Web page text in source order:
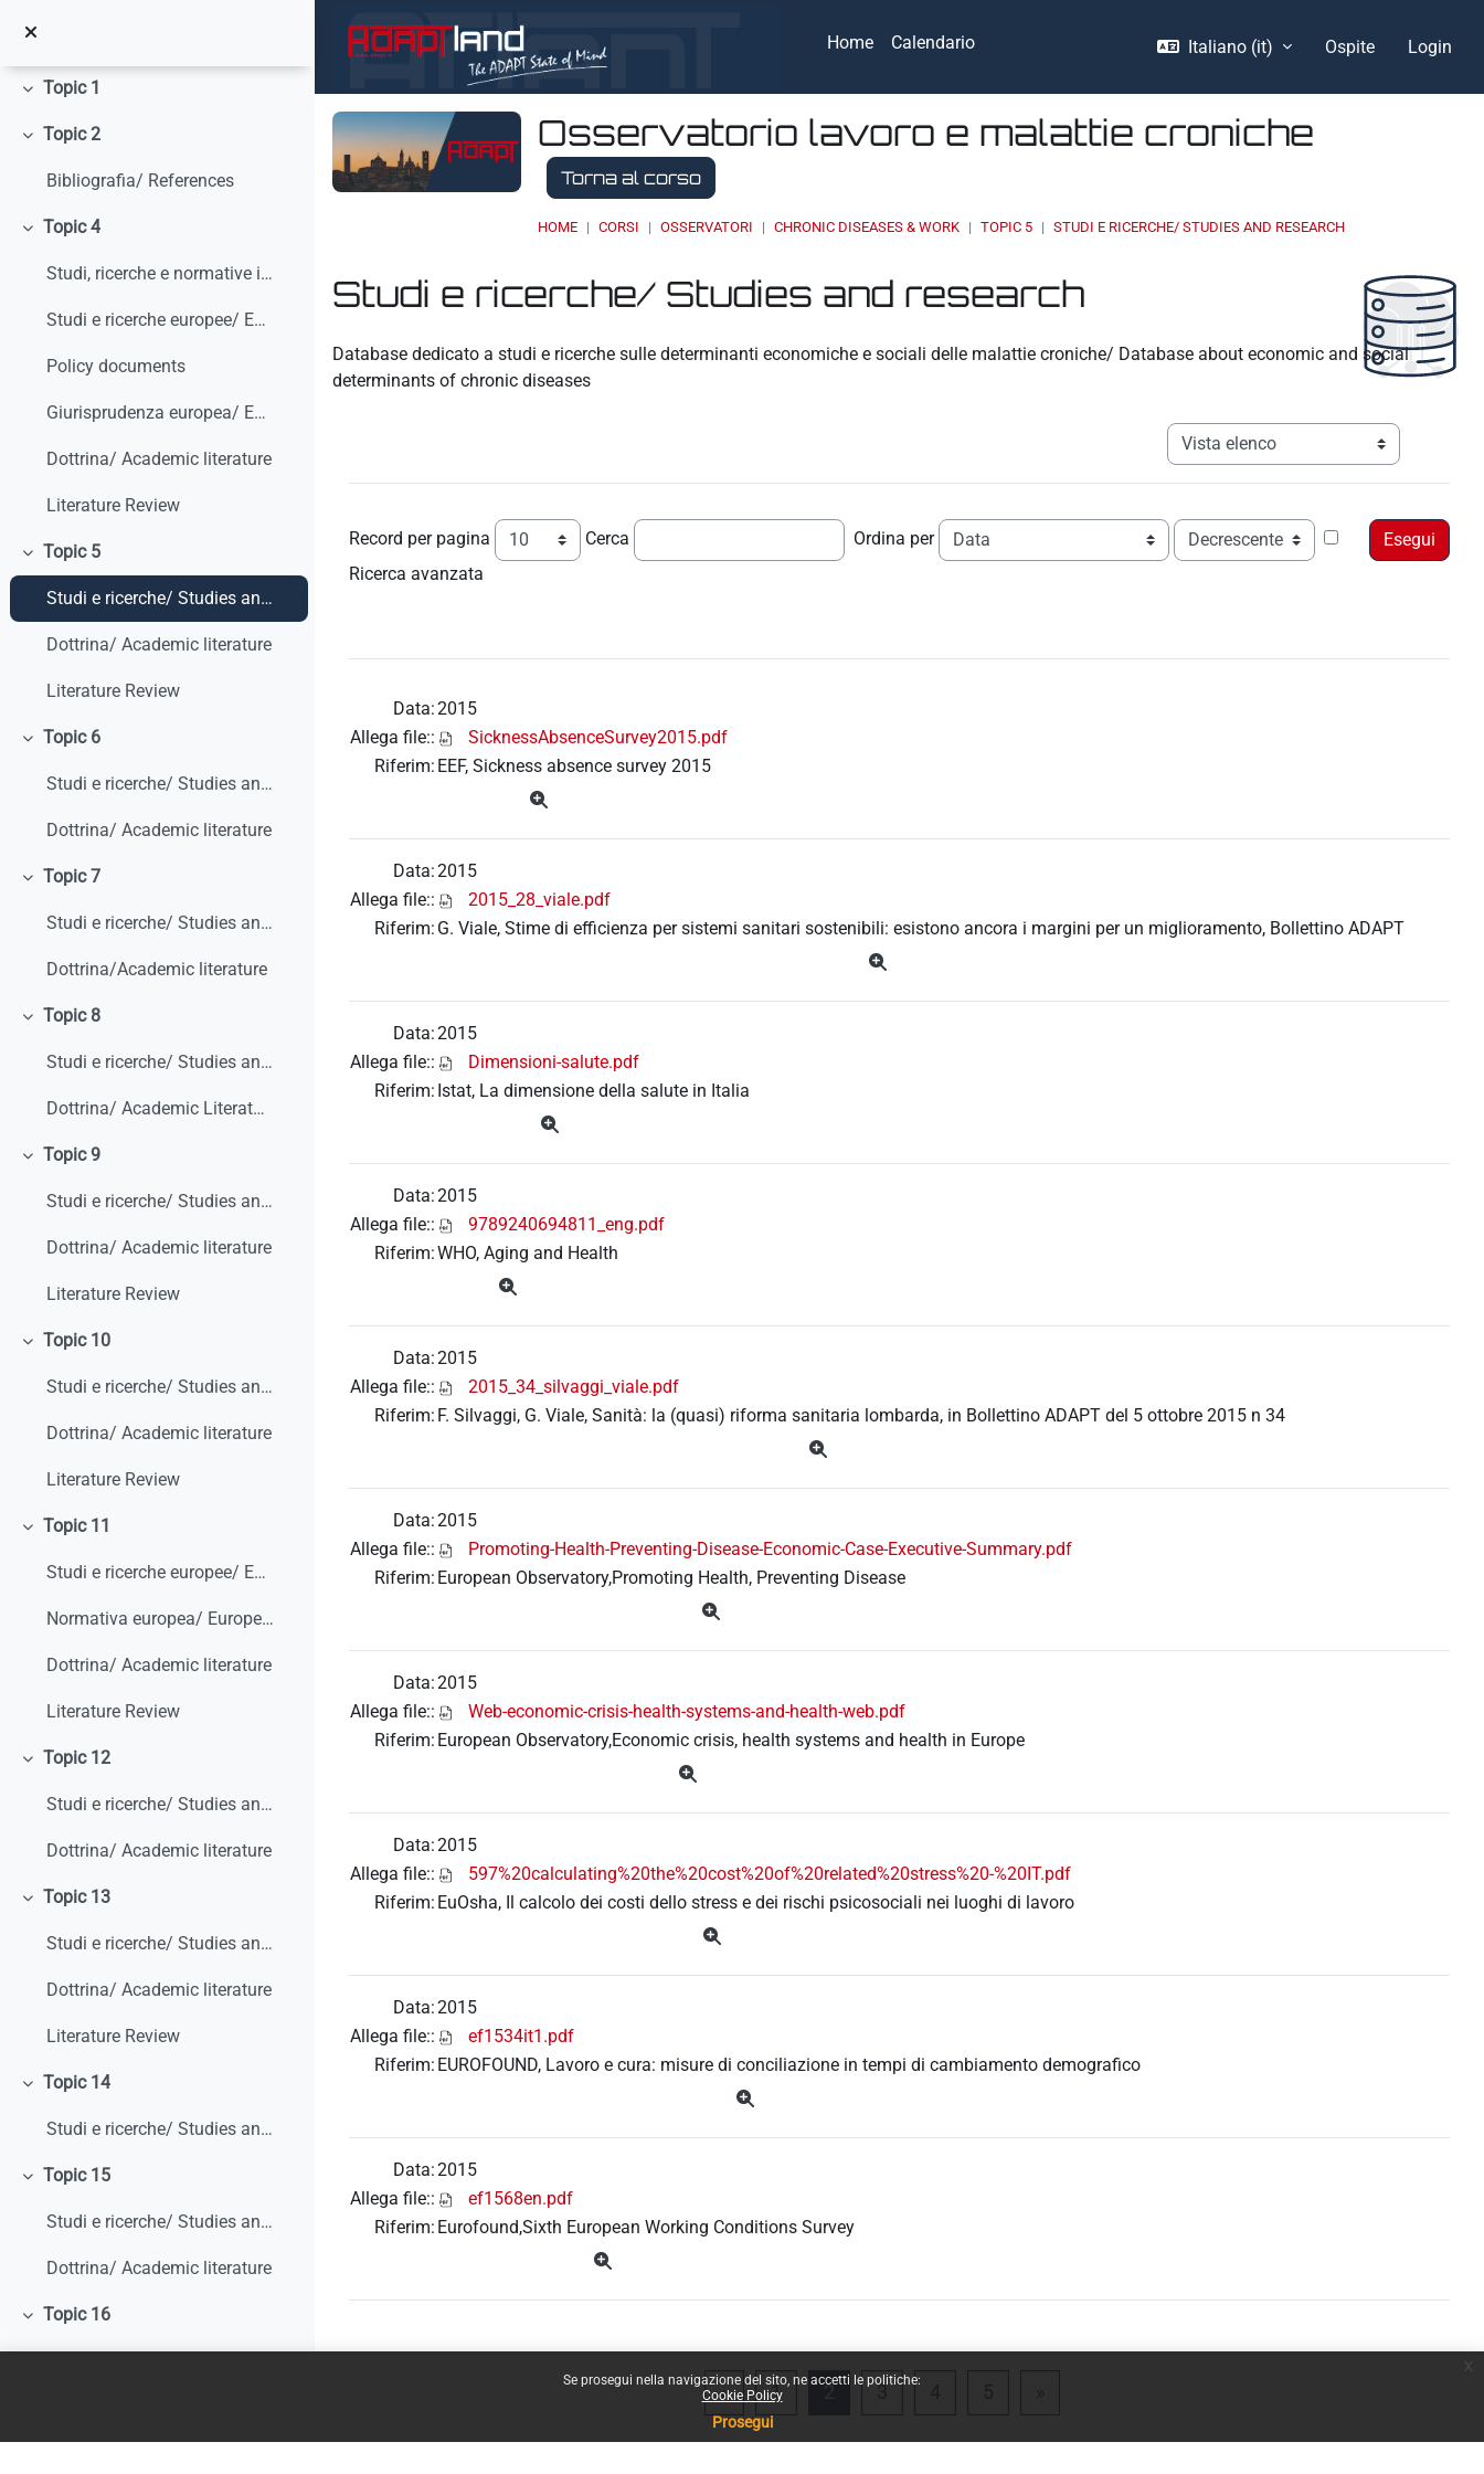
Se prosegui nella navigazione del sito, ne accetti le politiche:
Cookie Policy
Prosegui
Home Calendario Italiano ‎(it)‎ Ospite Login
Minimizza
Minimizza
Topic 1
Minimizza
Topic 2
Bibliografia/ References
Minimizza
Topic 4
Studi, ricerche e normative internazionali/ Studies, research and international standars
Studi e ricerche europee/ European studies and research
Policy documents
Giurisprudenza europea/ European Case-law
Dottrina/ Academic literature
Literature Review
Minimizza
Topic 5
Studi e ricerche/ Studies and research
Dottrina/ Academic literature
Literature Review
Minimizza
Topic 6
Studi e ricerche/ Studies and research
Dottrina/ Academic literature
Minimizza
Topic 7
Studi e ricerche/ Studies and research
Dottrina/Academic literature
Minimizza
Topic 8
Studi e ricerche/ Studies and research
Dottrina/ Academic Literature
Minimizza
Topic 9
Studi e ricerche/ Studies and research
Dottrina/ Academic literature
Literature Review
Minimizza
Topic 10
Studi e ricerche/ Studies and research
Dottrina/ Academic literature
Literature Review
Minimizza
Topic 11
Studi e ricerche europee/ European studies and research
Normativa europea/ European legislation
Dottrina/ Academic literature
Literature Review
Minimizza
Topic 12
Studi e ricerche/ Studies and research
Dottrina/ Academic literature
Minimizza
Topic 13
Studi e ricerche/ Studies and research
Dottrina/ Academic literature
Literature Review
Minimizza
Topic 14
Studi e ricerche/ Studies and research
Minimizza
Topic 15
Studi e ricerche/ Studies and research
Dottrina/ Academic literature
Minimizza
Topic 16
Osservatorio lavoro e malattie croniche
Torna al corso
HOME CORSI OSSERVATORI CHRONIC DISEASES & WORK TOPIC 5 STUDI E RICERCHE/ STUDIES AND RESEARCH
Studi e ricerche/ Studies and research
Database dedicato a studi e ricerche sulle determinanti economiche e sociali delle malattie croniche/ Database about economic and social
determinants of chronic diseases
Navigazione terziaria modalità
Record per pagina Cerca Ordina per Ordine
Ricerca avanzata
Data:2015
Allega file::
SicknessAbsenceSurvey2015.pdf
Riferim: EEF, Sickness absence survey 2015
Data:2015
Allega file::
2015_28_viale.pdf
Riferim: G. Viale, Stime di efficienza per sistemi sanitari sostenibili: esistono ancora i margini per un miglioramento, Bollettino ADAPT
Data:2015
Allega file::
Dimensioni-salute.pdf
Riferim: Istat, La dimensione della salute in Italia
Data:2015
Allega file::
9789240694811_eng.pdf
Riferim:WHO, Aging and Health
Data:2015
Allega file::
2015_34_silvaggi_viale.pdf
Riferim: F. Silvaggi, G. Viale, Sanità: la (quasi) riforma sanitaria lombarda, in Bollettino ADAPT del 5 ottobre 2015 n 34
Data:2015
Allega file::
Promoting-Health-Preventing-Disease-Economic-Case-Executive-Summary.pdf
Riferim: European Observatory,Promoting Health, Preventing Disease
Data:2015
Allega file::
Web-economic-crisis-health-systems-and-health-web.pdf
Riferim: European Observatory,Economic crisis, health systems and health in Europe
Data:2015
Allega file::
597%20calculating%20the%20cost%20of%20related%20stress%20-%20IT.pdf
Riferim: EuOsha, Il calcolo dei costi dello stress e dei rischi psicosociali nei luoghi di lavoro
Data:2015
Allega file::
ef1534it1.pdf
Riferim: EUROFOUND, Lavoro e cura: misure di conciliazione in tempi di cambiamento demografico
Data:2015
Allega file::
ef1568en.pdf
Riferim: Eurofound,Sixth European Working Conditions Survey
«Pagina precedente
1Pagina 1
2Pagina 2
3Pagina 3